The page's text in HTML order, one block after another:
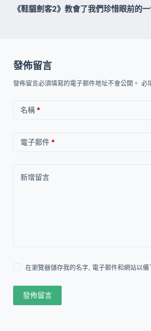
《鞋貓劍客2》教會了我們珍惜眼前的一
發佈留言
發佈留言必須填寫的電子郵件地址不會公開。 必
名稱*
電子郵件*
新增留言
在瀏覽器儲存我的名字, 電子郵件和網站以備
發佈留言